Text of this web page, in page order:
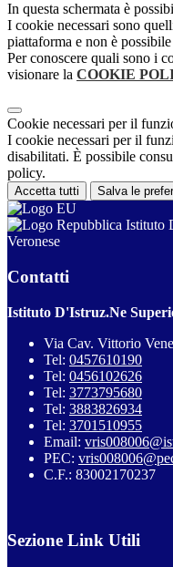
In questa schermata è
I cookie necessari sono
piattaforma e non è
Per conoscere quali sono i
visionare la COOKIE
Cookie necessari per il
I cookie necessari per il
disabilitati. È possibile
policy.
Accetta tutti Salva le
Istituto
Veronese
Contatti
Istituto D'Istruz.Ne
Via Cav. Vittorio
Tel: 0457610190
Tel: 0456102626
Tel: 3773795680
Tel: 3883826934
Tel: 3701510955
Email:
PEC:
C.F.: 83002170237
Sezione Link Utili